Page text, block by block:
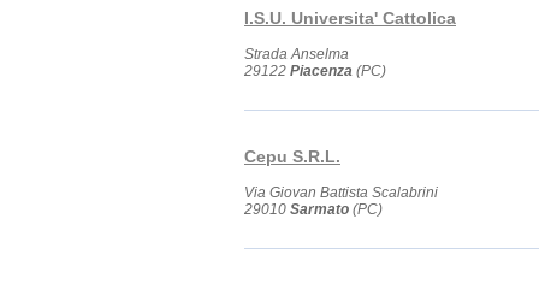
I.S.U. Universita' Cattolica
Strada Anselma
29122 Piacenza (PC)
Cepu S.R.L.
Via Giovan Battista Scalabrini
29010 Sarmato (PC)